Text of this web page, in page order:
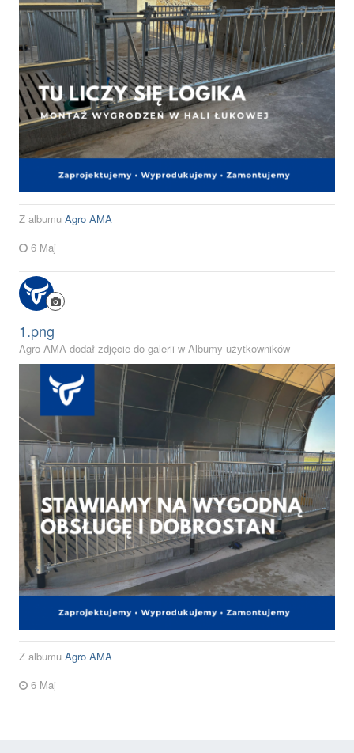
Z albumu Agro AMA
6 Maj
1.png
Agro AMA dodał zdjęcie do galerii w Albumy użytkowników
Z albumu Agro AMA
6 Maj